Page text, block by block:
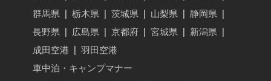
群馬県
栃木県 茨城県 山梨県 静岡県
長野県
広島県 京都府 宮城県 新潟県
成田空港
羽田空港
車中泊・キャンプマナー